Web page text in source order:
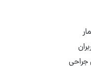
جراحی